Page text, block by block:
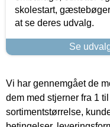
skolestart,
at se deres udvalg.
Se
Vi har gennemgået de
dem med stjerner fra 1
sortimentstørrelse,